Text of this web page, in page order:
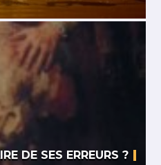
DE SES ERREURS ?